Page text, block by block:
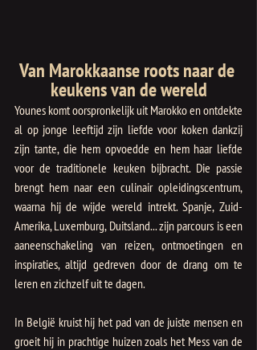
Van Marokkaanse roots naar de
keukens van de wereld
Younes komt oorspronkelijk uit Marokko en ontdekte
al op jonge leeftijd zijn liefde voor koken dankzij
zijn tante, die hem opvoedde en hem haar liefde
voor de traditionele keuken bijbracht. Die passie
brengt hem naar een culinair opleidingscentrum,
waarna hij de wijde wereld intrekt. Spanje, Zuid-
Amerika, Luxemburg, Duitsland... zijn parcours is een
aaneenschakeling van reizen, ontmoetingen en
inspiraties, altijd gedreven door de drang om te
leren en zichzelf uit te dagen.
In België kruist hij het pad van de juiste mensen en
groeit hij in prachtige huizen zoals het Mess van de